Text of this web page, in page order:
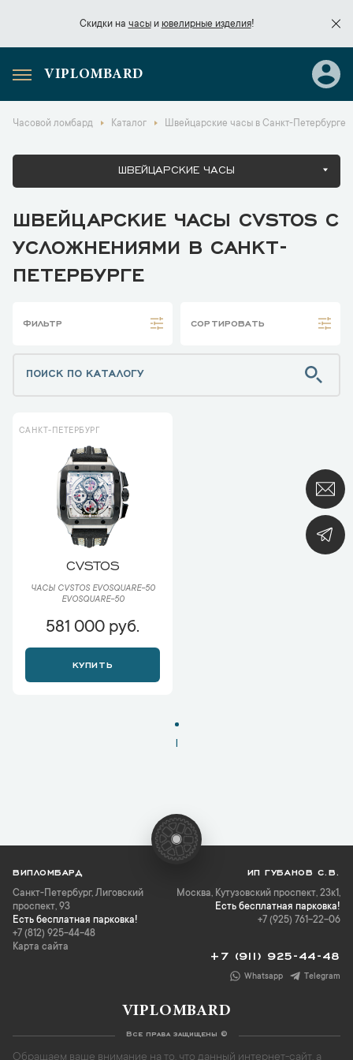
Скидки на часыи ювелирные изделия!
Скидки начасы
VIPLOMBARD
Часовой ломбард Каталог Швейцарские часы в Санкт-Петербурге
ШВЕЙЦАРСКИЕ ЧАСЫ
ШВЕЙЦАРСКИЕ ЧАСЫ CVSTOS С
УСЛОЖНЕНИЯМИ В САНКТ-
ПЕТЕРБУРГЕ
ФИЛЬТР СОРТИРОВАТЬ
САНКТ-ПЕТЕРБУРГ
CVSTOS
ЧАСЫ CVSTOS EVOSQUARE-50
EVOSQUARE-50
581 000 руб.
КУПИТЬ
1
ВИПЛОМБАРД
Санкт-Петербург, Лиговский
проспект, 93
Есть бесплатная парковка!
+7 (812) 925-44-48
Карта сайта
ИП ГУБАНОВ С.В.
Москва, Кутузовский проспект, 23к1,
Есть бесплатная парковка!
+7 (925) 761-22-06
+7 (911) 925-44-48
Whatsapp Telegram
VIPLOMBARD
Все права защищены ©